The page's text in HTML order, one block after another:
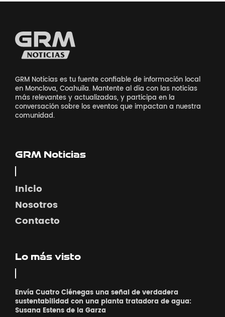
GRM Noticias es tu fuente confiable de información local
en Monclova, Coahuila. Mantente al día con las noticias
más relevantes y actualizadas, y participa en la
conversación sobre los eventos que impactan a nuestra
comunidad.
GRM Noticias
Inicio
Nosotros
Contacto
Lo más visto
Envía Cuatro Ciénegas una señal de verdadera
sustentabilidad con una planta tratadora de agua:
Susana Estens de la Garza